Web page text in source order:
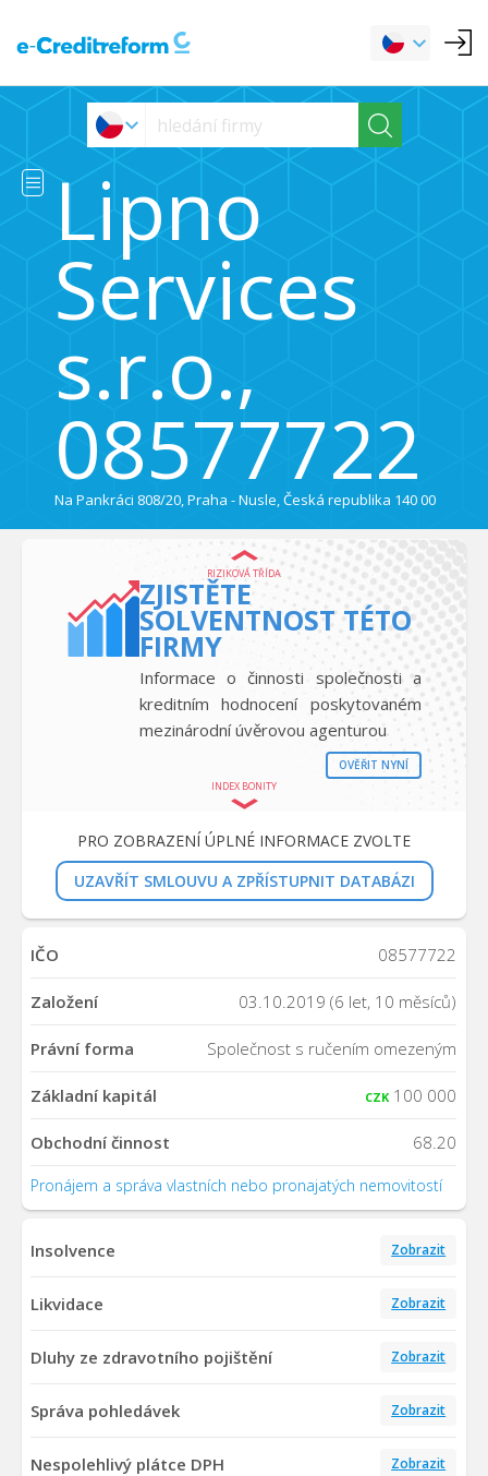
Lipno
Services
s.r.o.,
08577722
Na Pankráci 808/20, Praha - Nusle, Česká republika 140 00
RIZIKOVÁ TŘÍDA
ZJISTĚTE
SOLVENTNOST TÉTO
FIRMY
Informace o činnosti společnosti a
kreditním hodnocení poskytovaném
mezinárodní úvěrovou agenturou
OVĚŘIT NYNÍ
INDEX BONITY
PRO ZOBRAZENÍ ÚPLNÉ INFORMACE ZVOLTE
UZAVŘÍT SMLOUVU A ZPŘÍSTUPNIT DATABÁZI
IČO 08577722
Založení 03.10.2019 (6 let, 10 měsíců)
Právní forma Společnost s ručením omezeným
Základní kapitál CZK 100 000
Obchodní činnost 68.20
Pronájem a správa vlastních nebo pronajatých nemovitostí
Insolvence Zobrazit
Likvidace Zobrazit
Dluhy ze zdravotního pojištění Zobrazit
Správa pohledávek Zobrazit
Nespolehlivý plátce DPH Zobrazit